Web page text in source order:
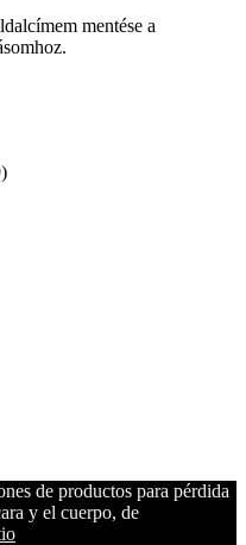
mentése a
de productos para pérdida
y el cuerpo, de